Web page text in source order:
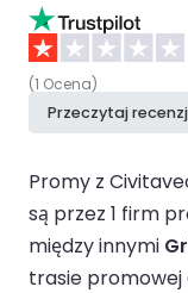
(1 Ocena)
Przeczytaj
Promy z
są przez 1 firm
między innymi
trasie promowej